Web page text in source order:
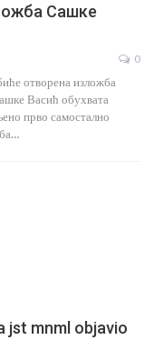
Сашке
0
отворена изложба
Васић обухвата
прво самостално
jst mnml objavio